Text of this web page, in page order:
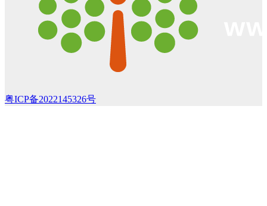
粤ICP备2022145326号